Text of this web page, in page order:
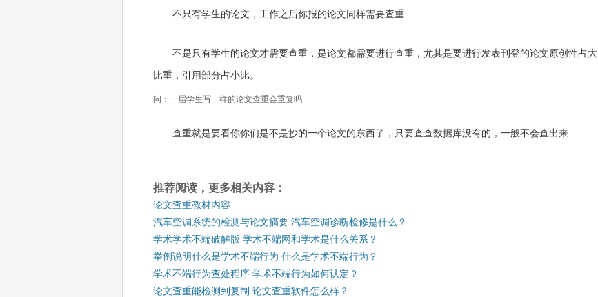
不只有学生的论文，工作之后你报的论文同样需要查重
不是只有学生的论文才需要查重，是论文都需要进行查重，尤其是要进行发表刊登的论文原创性占大
比重，引用部分占小比。
问：一届学生写一样的论文查重会重复吗
查重就是要看你你们是不是抄的一个论文的东西了，只要查查数据库没有的，一般不会查出来
推荐阅读，更多相关内容：
论文查重教材内容
汽车空调系统的检测与论文摘要 汽车空调诊断检修是什么？
学术学术不端破解版 学术不端网和学术是什么关系？
举例说明什么是学术不端行为 什么是学术不端行为？
学术不端行为查处程序 学术不端行为如何认定？
论文查重能检测到复制 论文查重软件怎么样？